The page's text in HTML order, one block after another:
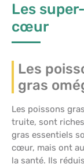
Les
cœur
Les
gras
Les poissons
truite, sont
gras essentiels
cœur, mais ont
la santé. Ils